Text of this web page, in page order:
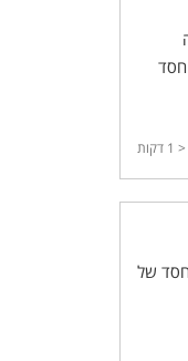
חסד
< 1 דקות
החסד של